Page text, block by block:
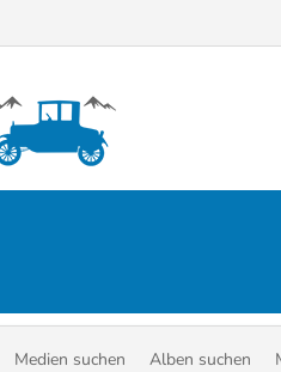
Medien suchen Alben suchen